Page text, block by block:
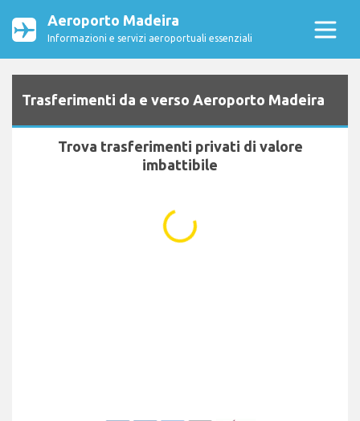
Aeroporto Madeira
Informazioni e servizi aeroportuali essenziali
Trasferimenti da e verso Aeroporto Madeira
Trova trasferimenti privati di valore
imbattibile
...